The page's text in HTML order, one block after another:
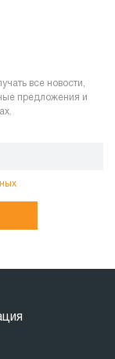
все новости,
предложения и